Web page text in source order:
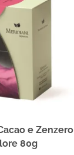
e Zenzero
80g